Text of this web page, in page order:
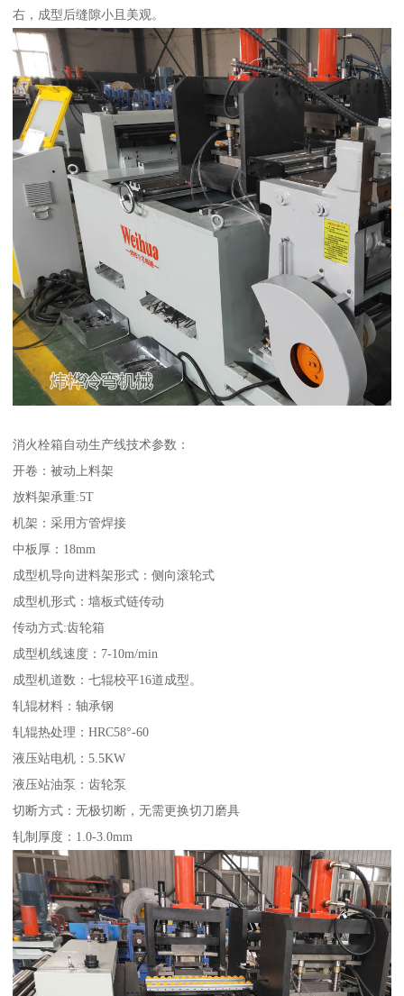
右，成型后缝隙小且美观。
消火栓箱自动生产线技术参数：
开卷：被动上料架
放料架承重:5T
机架：采用方管焊接
中板厚：18mm
成型机导向进料架形式：侧向滚轮式
成型机形式：墙板式链传动
传动方式:齿轮箱
成型机线速度：7-10m/min
成型机道数：七辊校平16道成型。
轧辊材料：轴承钢
轧辊热处理：HRC58°-60
液压站电机：5.5KW
液压站油泵：齿轮泵
切断方式：无极切断，无需更换切刀磨具
轧制厚度：1.0-3.0mm